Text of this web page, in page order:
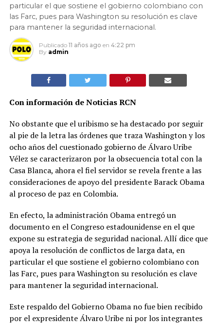
particular el que sostiene el gobierno colombiano con
las Farc, pues para Washington su resolución es clave
para mantener la seguridad internacional.
Publicado 11 años ago en 4:22 pm
By admin
Con información de Noticias RCN
No obstante que el uribismo se ha destacado por seguir
al pie de la letra las órdenes que traza Washington y los
ocho años del cuestionado gobierno de Álvaro Uribe
Vélez se caracterizaron por la obsecuencia total con la
Casa Blanca, ahora el fiel servidor se revela frente a las
consideraciones de apoyo del presidente Barack Obama
al proceso de paz en Colombia.
En efecto, la administración Obama entregó un
documento en el Congreso estadounidense en el que
expone su estrategia de seguridad nacional. Allí dice que
apoya la resolución de conflictos de larga data, en
particular el que sostiene el gobierno colombiano con
las Farc, pues para Washington su resolución es clave
para mantener la seguridad internacional.
Este respaldo del Gobierno Obama no fue bien recibido
por el expresidente Álvaro Uribe ni por los integrantes